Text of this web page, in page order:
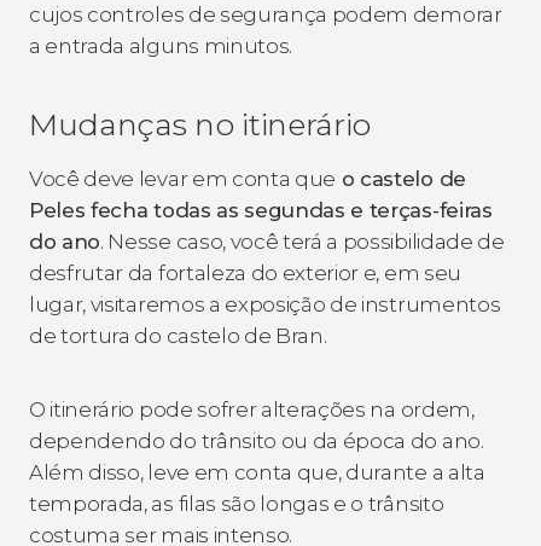
cujos controles de segurança podem demorar
a entrada alguns minutos.
Mudanças no itinerário
Você deve levar em conta que o castelo de
Peles fecha todas as segundas e terças-feiras
do ano. Nesse caso, você terá a possibilidade de
desfrutar da fortaleza do exterior e, em seu
lugar, visitaremos a exposição de instrumentos
de tortura do castelo de Bran.
O itinerário pode sofrer alterações na ordem,
dependendo do trânsito ou da época do ano.
Além disso, leve em conta que, durante a alta
temporada, as filas são longas e o trânsito
costuma ser mais intenso.